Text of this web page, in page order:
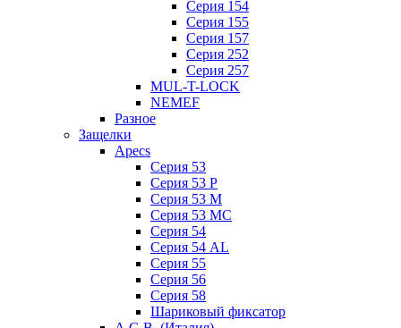
Серия 154
Серия 155
Серия 157
Серия 252
Серия 257
MUL-T-LOCK
NEMEF
Разное
Защелки
Apecs
Серия 53
Серия 53 P
Серия 53 М
Серия 53 МC
Серия 54
Серия 54 AL
Серия 55
Серия 56
Серия 58
Шариковый фиксатор